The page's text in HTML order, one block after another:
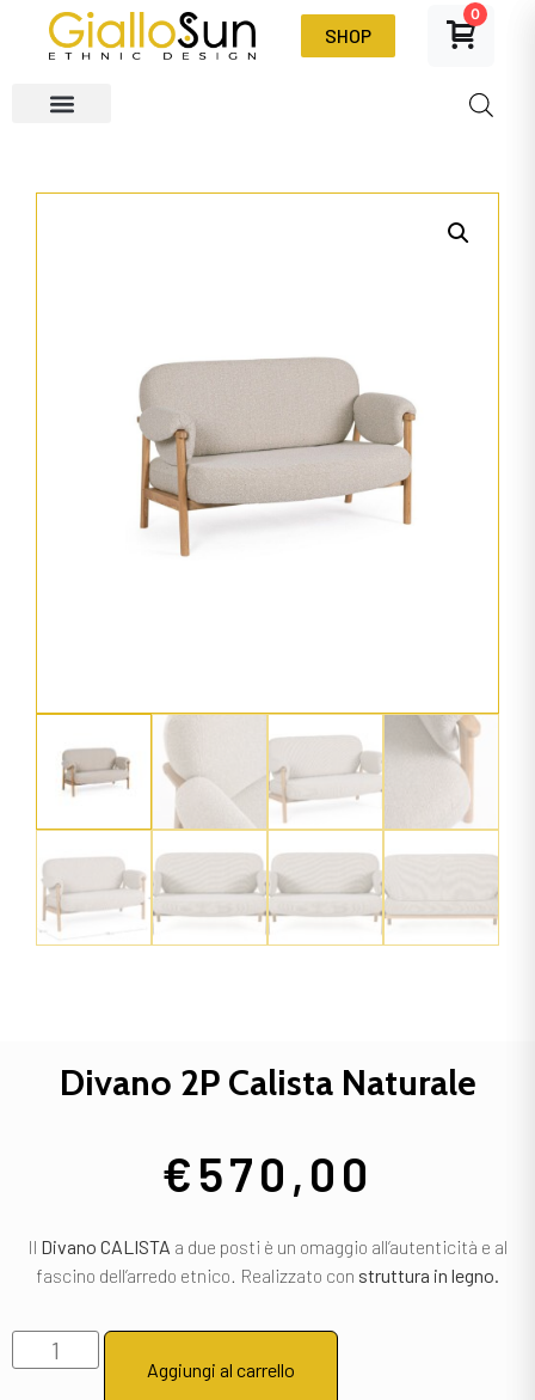
SHOP
0
Divano 2P Calista Naturale
€570,00
Il Divano CALISTA a due posti è un omaggio all’autenticità e al
fascino dell’arredo etnico. Realizzato con struttura in legno.
Aggiungi al carrello